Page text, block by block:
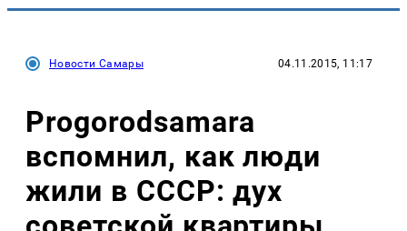
Новости Самары 04.11.2015, 11:17
Progorodsamara
вспомнил, как люди
жили в СССР: дух